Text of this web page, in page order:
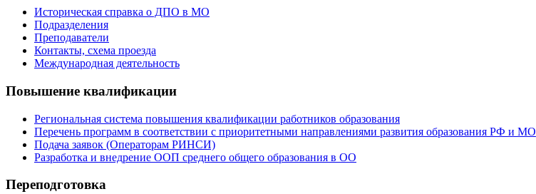
Историческая справка о ДПО в МО
Подразделения
Преподаватели
Контакты, схема проезда
Международная деятельность
Повышение квалификации
Региональная система повышения квалификации работников образования
Перечень программ в соответствии с приоритетными направлениями развития образования РФ и МО
Подача заявок (Операторам РИНСИ)
Разработка и внедрение ООП среднего общего образования в ОО
Переподготовка